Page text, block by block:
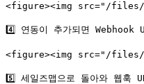
<figure><img src="/files/
4️⃣ 연동이 추가되면 Webhook
<figure><img src="/files/
5️⃣ 세일즈맵으로 돌아와 웹훅